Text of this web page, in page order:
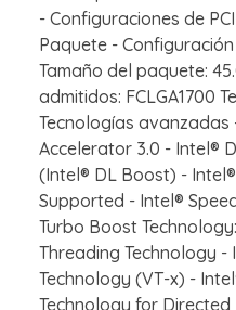
- Configuraciones de
Paquete - Configuración
Tamaño del paquete:
admitidos: FCLGA1700
Tecnologías avanzadas
Accelerator 3.0 - Intel®
(Intel® DL Boost) -
Supported - Intel®
Turbo Boost
Threading Technology -
Technology (VT-x) -
Technology for